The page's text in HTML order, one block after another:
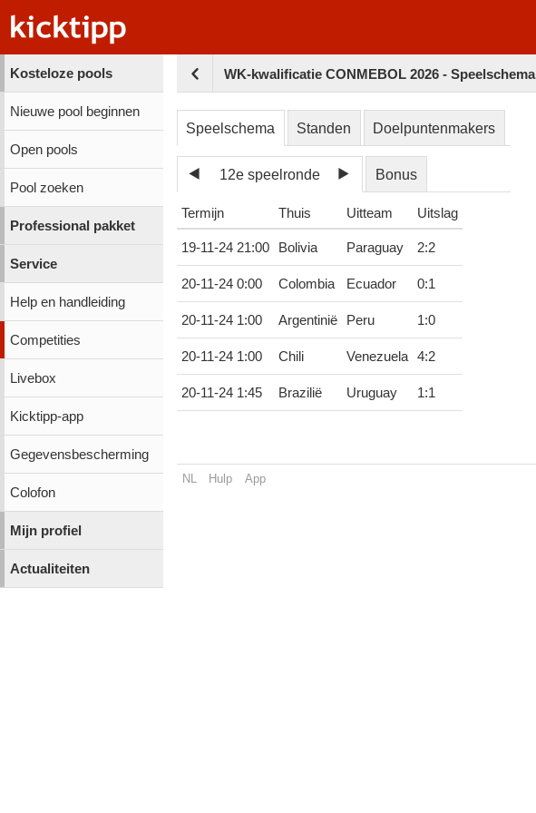
Kosteloze pools
Nieuwe pool beginnen
Open pools
Pool zoeken
Professional pakket
Service
Help en handleiding
Competities
Livebox
Kicktipp-app
Gegevensbescherming
Colofon
Mijn profiel
Actualiteiten
WK-kwalificatie CONMEBOL 2026 - Speelschema
Speelschema Standen Doelpuntenmakers
12e speelronde Bonus
Termijn Thuis Uitteam Uitslag
19-11-24 21:00 Bolivia Paraguay 2:2
20-11-24 0:00 Colombia Ecuador 0:1
20-11-24 1:00 Argentinië Peru 1:0
20-11-24 1:00 Chili Venezuela 4:2
20-11-24 1:45 Brazilië Uruguay 1:1
NL Hulp App